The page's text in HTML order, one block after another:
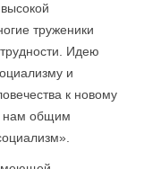
труженики
Идею
и
к новому
нам общим